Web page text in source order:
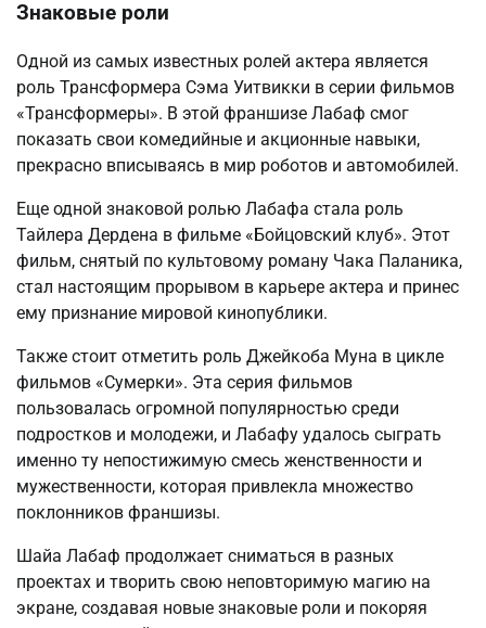
Знаковые роли
Одной из самых известных ролей актера является
роль Трансформера Сэма Уитвикки в серии фильмов
«Трансформеры». В этой франшизе Лабаф смог
показать свои комедийные и акционные навыки,
прекрасно вписываясь в мир роботов и автомобилей.
Еще одной знаковой ролью Лабафа стала роль
Тайлера Дердена в фильме «Бойцовский клуб». Этот
фильм, снятый по культовому роману Чака Паланика,
стал настоящим прорывом в карьере актера и принес
ему признание мировой кинопублики.
Также стоит отметить роль Джейкоба Муна в цикле
фильмов «Сумерки». Эта серия фильмов
пользовалась огромной популярностью среди
подростков и молодежи, и Лабафу удалось сыграть
именно ту непостижимую смесь женственности и
мужественности, которая привлекла множество
поклонников франшизы.
Шайа Лабаф продолжает сниматься в разных
проектах и творить свою неповторимую магию на
экране, создавая новые знаковые роли и покоряя